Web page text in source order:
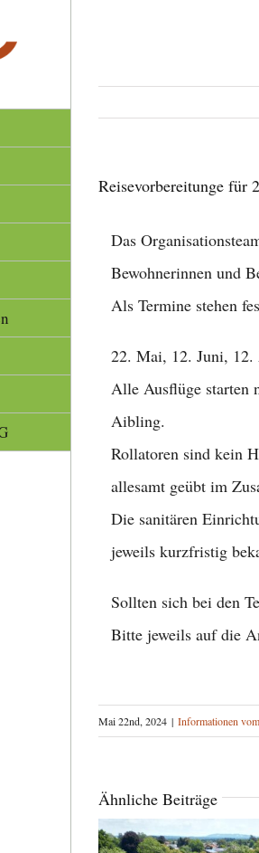
Reisevorbereitunge für
Das
Bewohnerinnen und
Als Termine stehen
22. Mai, 12. Juni, 12.
Alle Ausflüge starten
Aibling.
Rollatoren sind kein
allesamt geübt im
Die sanitären
jeweils kurzfristig
Sollten sich bei den
Bitte jeweils auf die
Mai 22nd, 2024 | Informationen
Ähnliche Beiträge